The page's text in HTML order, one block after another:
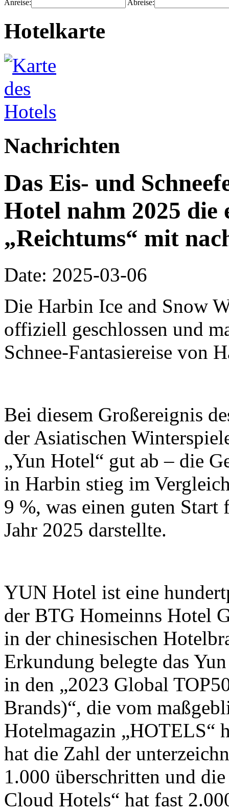
Anreise: Abreise:
Hotelkarte
Nachrichten
Das Eis- und
Hotel nahm 2025 die
„Reichtums“ mit
Date: 2025-03-06
Die Harbin Ice and Snow
offiziell geschlossen und
Schnee-Fantasiereise von
Bei diesem Großereignis
der Asiatischen
„Yun Hotel“ gut ab – die
in Harbin stieg im
9 %, was einen guten
Jahr 2025 darstellte.
YUN Hotel ist eine
der BTG Homeinns Hotel
in der chinesischen
Erkundung belegte das
in den „2023 Global
Brands)“, die vom
Hotelmagazin „HOTELS“
hat die Zahl der
1.000 überschritten und
Cloud Hotels“ hat fast